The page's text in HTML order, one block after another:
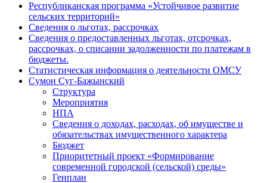
Республиканская программа «Устойчивое развитие
сельских территорий»
Сведения о льготах, рассрочках
Сведения о предоставленных льготах, отсрочках,
рассрочках, о списании задолженности по платежам в
бюджеты.
Статистическая информация о деятельности ОМСУ
Сумон Суг-Бажынский
Структура
Мероприятия
НПА
Сведения о доходах, расходах, об имуществе и
обязательствах имущественного характера
Бюджет
Приоритетный проект «Формирование
современной городской (сельской) среды»
Генплан